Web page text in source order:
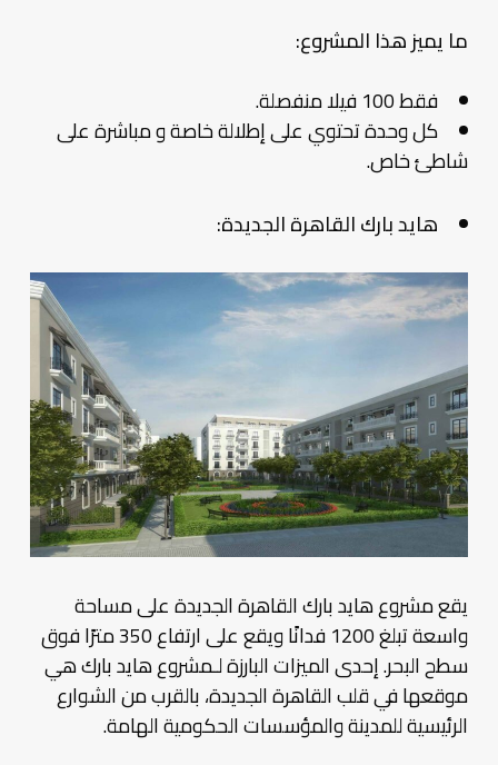
ما يميز هذا المشروع:
فقط 100 فيلا منفصلة.
كل وحدة تحتوي على إطلالة خاصة و مباشرة على
شاطئ خاص.
هايد بارك القاهرة الجديدة:
يقع مشروع هايد بارك القاهرة الجديدة على مساحة
واسعة تبلغ 1200 فدانًا ويقع على ارتفاع 350 مترًا فوق
سطح البحر. إحدى الميزات البارزة لـمشروع هايد بارك هي
موقعها في قلب القاهرة الجديدة، بالقرب من الشوارع
الرئيسية للمدينة والمؤسسات الحكومية الهامة.